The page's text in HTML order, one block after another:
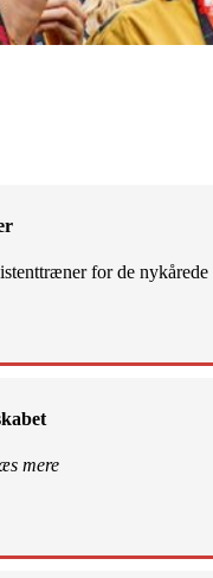
for de
mere